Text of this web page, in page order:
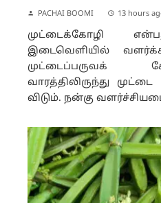
PACHAI BOOMI 13 hours
முட்டைக்கோழி
இடைவெளியில்
முட்டைப்பருவக்
வாரத்திலிருந்து
விடும். நன்கு